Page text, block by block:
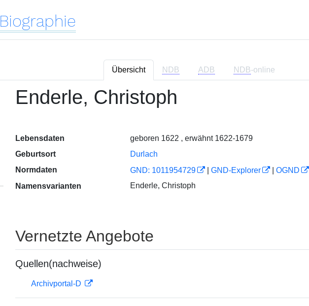
Biographie
Übersicht NDB ADB NDB-online
Enderle, Christoph
Lebensdaten
geboren 1622 , erwähnt 1622-1679
Geburtsort
Durlach
Normdaten
GND: 1011954729 GND-Explorer OGND
Namensvarianten
Enderle, Christoph
Vernetzte Angebote
Quellen(nachweise)
Archivportal-D